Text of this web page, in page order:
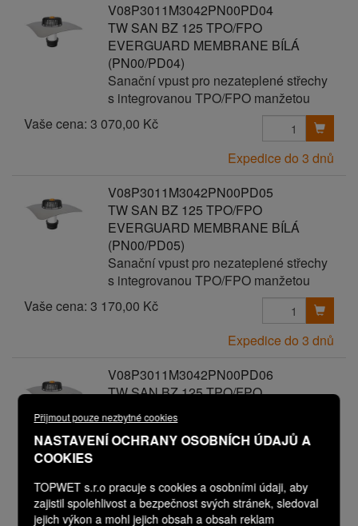
Přijmout pouze nezbytné cookies
NASTAVENÍ OCHRANY OSOBNÍCH ÚDAJŮ A
COOKIES
TOPWET s.r.o pracuje s cookies a osobními údaji, aby
zajistil spolehlivost a bezpečnost svých stránek, sledoval
jejich výkon a mohl jejich obsah a obsah reklam
V08P3011M3042PN00PD04
TW SAN BZ 125 TPO/FPO
EVERGUARD MEMBRANE BÍLÁ
(PN00/PD04)
Sanační vpust pro nezateplené střechy
s integrovanou TPO/FPO manžetou
Vaše cena: 3 070,00 Kč
Expedice do 3 dnů
V08P3011M3042PN00PD05
TW SAN BZ 125 TPO/FPO
EVERGUARD MEMBRANE BÍLÁ
(PN00/PD05)
Sanační vpust pro nezateplené střechy
s integrovanou TPO/FPO manžetou
Vaše cena: 3 170,00 Kč
Expedice do 3 dnů
V08P3011M3042PN00PD06
TW SAN BZ 125 TPO/FPO
EVERGUARD MEMBRANE BÍLÁ
(PN00/PD06)
Sanační vpust pro nezateplené střechy
Vaše cena:3 270,00 Kč